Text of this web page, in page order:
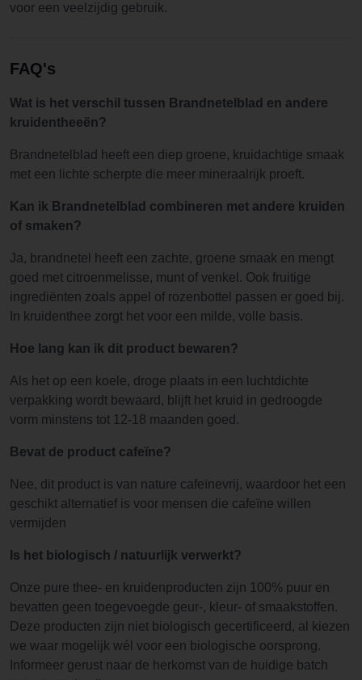
voor een veelzijdig gebruik.
FAQ's
Wat is het verschil tussen Brandnetelblad en andere
kruidentheeën?
Brandnetelblad heeft een diep groene, kruidachtige smaak
met een lichte scherpte die meer mineraalrijk proeft.
Kan ik Brandnetelblad combineren met andere kruiden
of smaken?
Ja, brandnetel heeft een zachte, groene smaak en mengt
goed met citroenmelisse, munt of venkel. Ook fruitige
ingrediënten zoals appel of rozenbottel passen er goed bij.
In kruidenthee zorgt het voor een milde, volle basis.
Hoe lang kan ik dit product bewaren?
Als het op een koele, droge plaats in een luchtdichte
verpakking wordt bewaard, blijft het kruid in gedroogde
vorm minstens tot 12-18 maanden goed.
Bevat de product cafeïne?
Nee, dit product is van nature cafeïnevrij, waardoor het een
geschikt alternatief is voor mensen die cafeïne willen
vermijden
Is het biologisch / natuurlijk verwerkt?
Onze pure thee- en kruidenproducten zijn 100% puur en
bevatten geen toegevoegde geur-, kleur- of smaakstoffen.
Deze producten zijn niet biologisch gecertificeerd, al kiezen
we waar mogelijk wél voor een biologische oorsprong.
Informeer gerust naar de herkomst van de huidige batch